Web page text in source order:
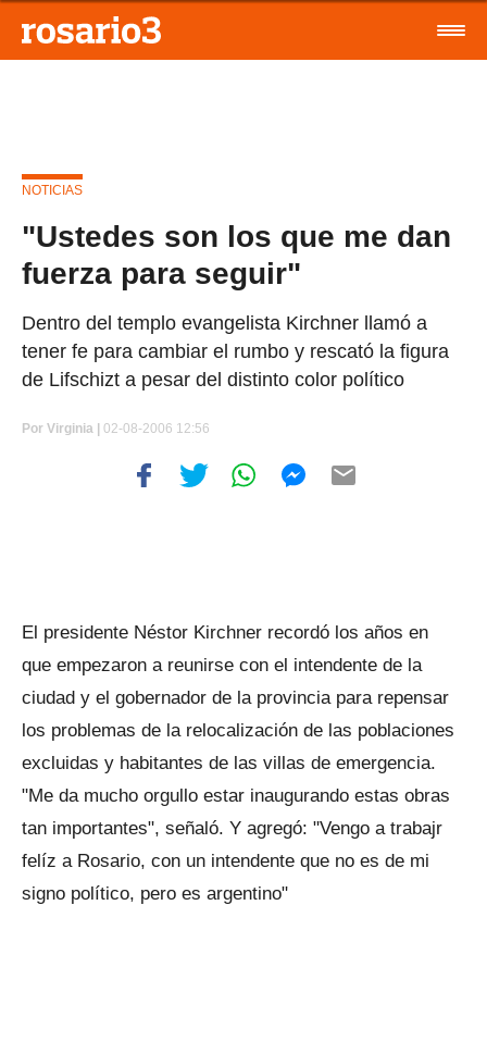
NOTICIAS
"Ustedes son los que me dan
fuerza para seguir"
Dentro del templo evangelista Kirchner llamó a
tener fe para cambiar el rumbo y rescató la figura
de Lifschizt a pesar del distinto color político
Por Virginia | 02-08-2006 12:56
El presidente Néstor Kirchner recordó los años en
que empezaron a reunirse con el intendente de la
ciudad y el gobernador de la provincia para repensar
los problemas de la relocalización de las poblaciones
excluidas y habitantes de las villas de emergencia.
"Me da mucho orgullo estar inaugurando estas obras
tan importantes", señaló. Y agregó: "Vengo a trabajr
felíz a Rosario, con un intendente que no es de mi
signo político, pero es argentino"